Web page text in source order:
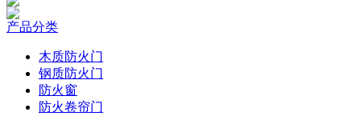
产品分类
木质防火门
钢质防火门
防火窗
防火卷帘门